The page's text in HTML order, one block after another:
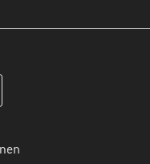
erstelle im nächsten